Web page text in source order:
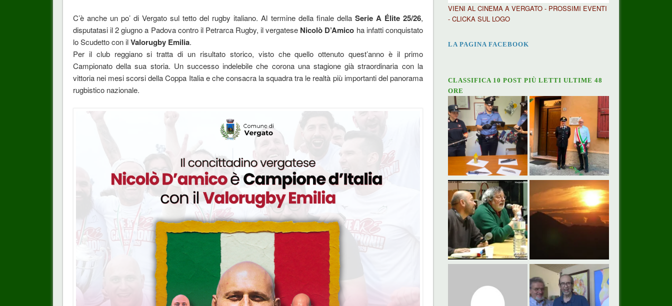
C’è anche un po’ di Vergato sul tetto del rugby italiano. Al termine della finale della Serie A Élite 25/26,
disputatasi il 2 giugno a Padova contro il Petrarca Rugby, il vergatese Nicolò D’Amico ha infatti conquistato
lo Scudetto con ilValorugby Emilia.
Per il club reggiano si tratta di un risultato storico, visto che quello ottenuto quest’anno è il primo
Campionato della sua storia. Un successo indelebile che corona una stagione già straordinaria con la
vittoria nei mesi scorsi della Coppa Italia e che consacra la squadra tra le realtà più importanti del panorama
rugbistico nazionale.
VIENI AL CINEMA A VERGATO - PROSSIMI EVENTI
- CLICKA SUL LOGO
LA PAGINA FACEBOOK
CLASSIFICA 10 POST PIÙ LETTI ULTIME 48
ORE